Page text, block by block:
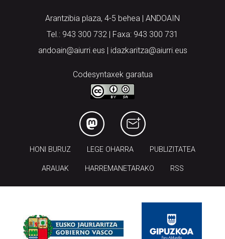
Arantzibia plaza, 4-5 behea | ANDOAIN
Tel.: 943 300 732 | Faxa: 943 300 731
andoain@aiurri.eus | idazkaritza@aiurri.eus
Codesyntaxek garatua
HONI BURUZ LEGE OHARRA PUBLIZITATEA
ARAUAK HARREMANETARAKO RSS